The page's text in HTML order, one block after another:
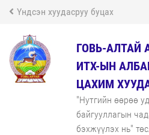
Үндсэн хуудасруу буцах
ГОВЬ-АЛТАЙ
ИТХ-ЫН
ЦАХИМ
"Нутгийн өөрөө
байгууллагын
бэхжүүлэх нь"